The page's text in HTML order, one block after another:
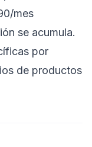
mes
se acumula.
por
de productos